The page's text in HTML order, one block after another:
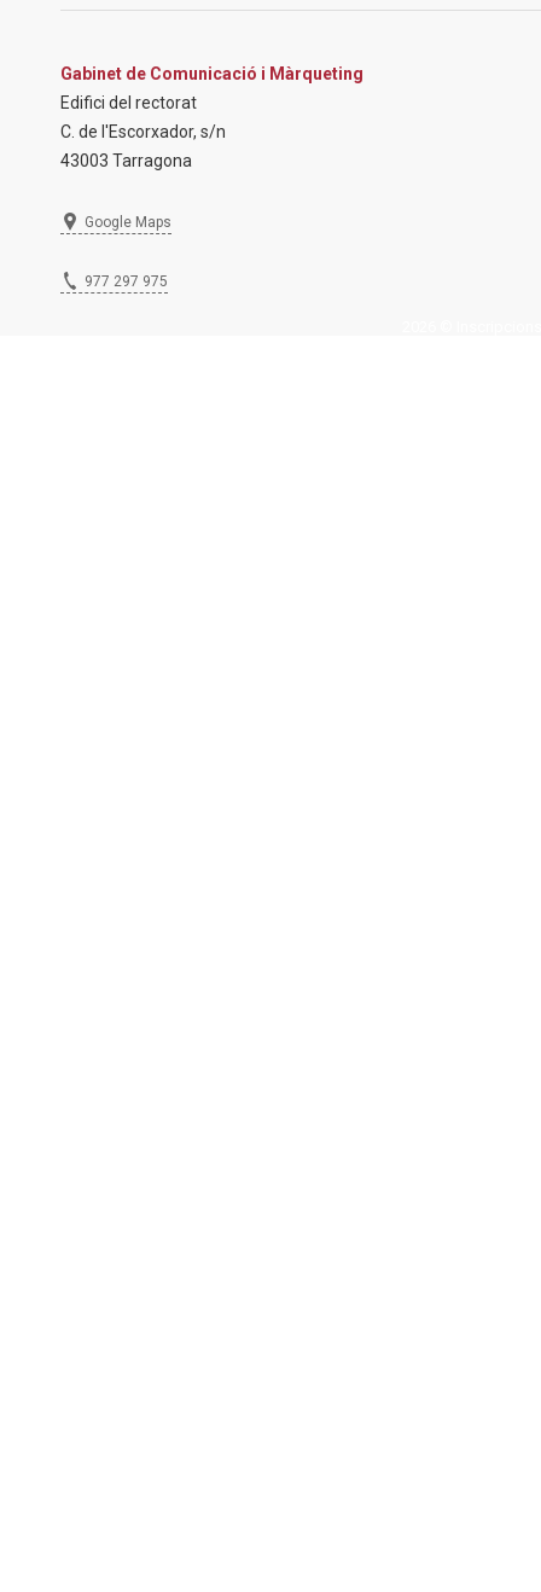
Gabinet de Comunicació i Màrqueting
Edifici del rectorat
C. de l'Escorxador, s/n
43003 Tarragona
Google Maps
977 297 975